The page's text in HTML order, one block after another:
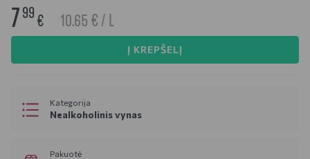
799€ 10.65 € / L
Į KREPŠELĮ
Kategorija
Nealkoholinis vynas
Pakuotė